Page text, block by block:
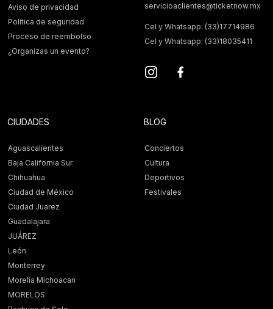
Aviso de privacidad
Política de seguridad
Proceso de reembolso
¿Organizas un evento?
servicioaclientes@ticketnow.mx
Cel y Whatsapp: (33)17714986
Cel y Whatsapp: (33)18035411
CIUDADES
Aguascalientes
Baja California Sur
Chihuahua
Ciudad de México
Ciudad Juarez
Guadalajara
JUÁREZ
León
Monterrey
Morelia Michoacan
MORELOS
BLOG
Conciertos
Cultura
Deportivos
Festivales